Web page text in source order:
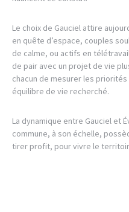
Le choix de Gauciel attire
en quête d’espace, couples
de calme, ou actifs en
de pair avec un projet de vie
chacun de mesurer les
équilibre de vie recherché.
La dynamique entre Gauciel et
commune, à son échelle,
tirer profit, pour vivre le